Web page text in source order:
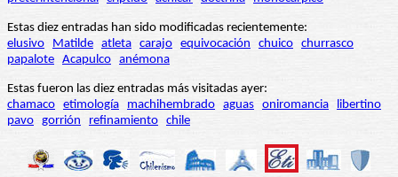
Estas diez entradas han sido modificadas recientemente:
elusivo
Matilde atleta carajo equivocación chuico churrasco
papalote Acapulco anémona
Estas fueron las diez entradas más visitadas ayer:
chamaco etimología machihembrado aguas oniromancia
libertino
pavo gorrión refinamiento chile